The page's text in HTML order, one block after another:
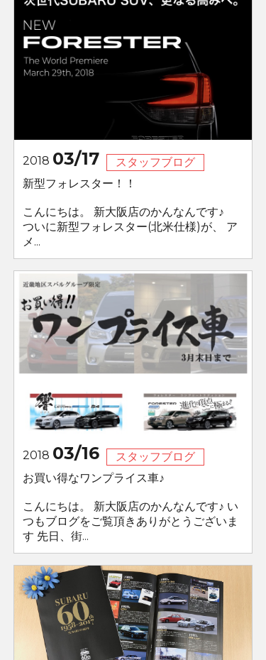
2018 03/17
スタッフブログ
新型フォレスター！！
こんにちは。 新大阪店のかんなんです♪
ついに新型フォレスター(北米仕様)が、 ア
メ...
2018 03/16
スタッフブログ
お買い得なワンプライス車♪
こんにちは。 新大阪店のかんなんです♪ い
つもブログをご覧頂きありがとうございま
す 先日、街...